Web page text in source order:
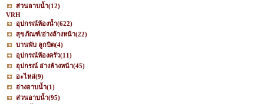
ส่วนอาบน้ำ(12)
VRH
อุปกรณ์ห้องน้ำ(622)
สุขภัณฑ์/อ่างล้างหน้า(22)
บานพับ ลูกบิด(4)
อุปกรณ์ห้องครัว(11)
อุปกรณ์ อ่างล้างหน้า(45)
อะไหล่(9)
อ่างอาบน้ำ(1)
ส่วนอาบน้ำ(95)